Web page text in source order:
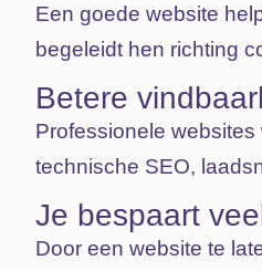
Een goede website
begeleidt hen richting
Betere
Professionele
technische SEO,
Je bespaart
Door een website te